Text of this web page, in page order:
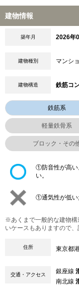
建物情報
築年月 2026年
建物種別 マンシ
建物構造 鉄筋コ
鉄筋系
軽量鉄骨系
ブロック・その
①防音性が高
い。
①通気性が低い
※あくまで一般的な建物構
いケースもありますので
住所 東京都
交通・アクセス 銀座線
南北線